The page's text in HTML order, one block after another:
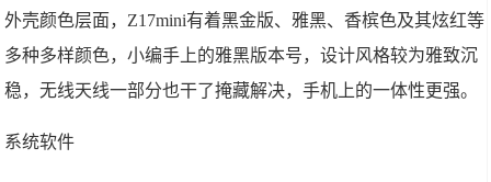
外壳颜色层面，Z17mini有着黑金版、雅黑、香槟色及其炫红等
多种多样颜色，小编手上的雅黑版本号，设计风格较为雅致沉
稳，无线天线一部分也干了掩藏解决，手机上的一体性更强。
系统软件